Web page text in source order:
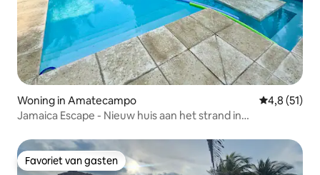
Woning in Amatecampo
4,8 (51)
Jamaica Escape - Nieuw huis aan het strand in
Favoriet van gasten
Favoriet van gasten